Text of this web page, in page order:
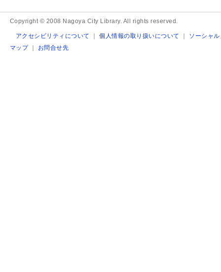
Copyright © 2008 Nagoya City Library. All rights reserved.
アクセシビリティについて ｜個人情報の取り扱いについて ｜ ソーシャ
マップ｜ お問合せ先